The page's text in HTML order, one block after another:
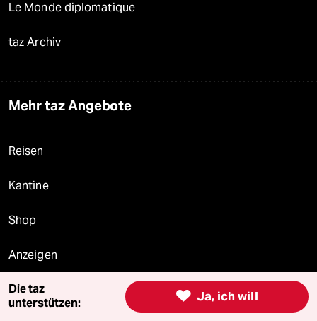
Le Monde diplomatique
taz Archiv
Mehr taz Angebote
Reisen
Kantine
Shop
Anzeigen
 Ja, ich will
Die taz
unterstützen: